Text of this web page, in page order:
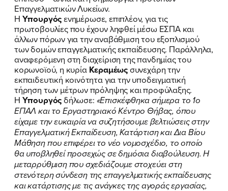
ΠΟΙΑ ΕΙΜΑΙ
ΕΡΓΟ
ΕΚΔΗΛΩΣΕΙΣ
ΝΕΑ
ΕΛΑ ΚΙ ΕΣΥ
FB IN TW YT LN VB TIKTOK
Επαγγελματικών Λυκείων.
Η Υπουργόςενημέρωσε, επιπλέον, για τις
πρωτοβουλίες που έχουν ληφθεί μέσω ΕΣΠΑ και
άλλων πόρων για την αναβάθμιση του εξοπλισμού
των δομών επαγγελματικής εκπαίδευσης. Παράλληλα,
αναφερόμενη στη διαχείριση της πανδημίας του
κορωνοϊού, η κυρία Κεραμέωςσυνεχάρη την
εκπαιδευτική κοινότητα για την υποδειγματική
τήρηση των μέτρων πρόληψης και προφύλαξης.
Η Υπουργόςδήλωσε: «Επισκέφθηκα σήμερα το 1ο
ΕΠΑΛ και το Εργαστηριακό Κέντρο Θήβας, όπου
είχαμε την ευκαιρία να συζητήσουμε βελτιώσεις στην
Επαγγελματική Εκπαίδευση, Κατάρτιση και Δια Βίου
Μάθηση που επιφέρει το νέο νομοσχέδιο, το οποίο
θα υποβληθεί προσεχώς σε δημόσια διαβούλευση. Η
μεταρρύθμιση που σχεδιάζουμε στοχεύει στη
στενότερη σύνδεση της επαγγελματικής εκπαίδευσης
και κατάρτισης με τις ανάγκες της αγοράς εργασίας,